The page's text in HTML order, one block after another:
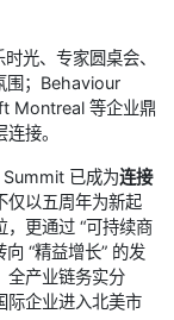
光、专家圆桌会、
围；Behaviour
Montreal 等企业鼎
接。
已成为连接
仅以五周年为新起
，更通过 “可持续商
“精益增长” 的发
全产业链务实分
际企业进入北美市